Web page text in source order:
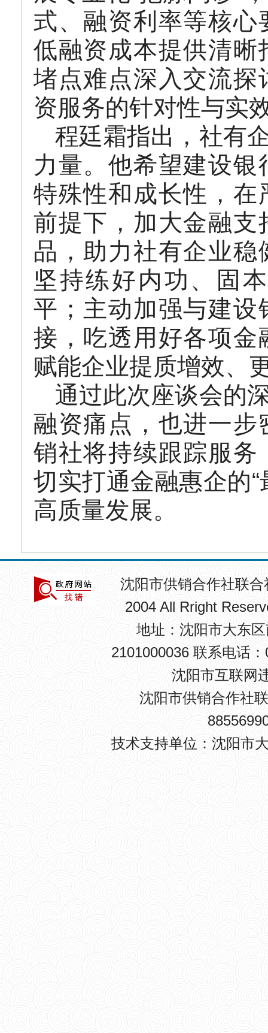
式、融资利率等核
低融资成本提供清
堵点难点深入交流
资服务的针对性与实
程廷霜指出，社有
力量。他希望建设
特殊性和成长性，
前提下，加大金融
品，助力社有企业
坚持练好内功、固
平；主动加强与建
接，吃透用好各项
赋能企业提质增效、
通过此次座谈会的
融资痛点，也进一
销社将持续跟踪服
切实打通金融惠企的
高质量发展。
沈阳市供销合作社联
2004 All Rright
地址：沈阳市大东
2101000036 联系电话
沈阳市互联网
沈阳市供销合作社
技术支持单位：沈阳市